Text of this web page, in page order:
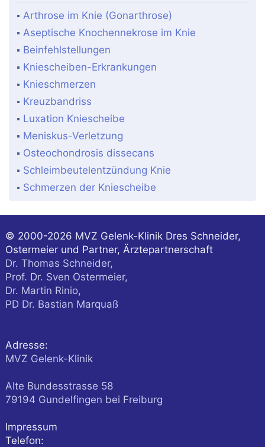
Arthrose im Knie (Gonarthrose)
Aseptische Knochennekrose im Knie
Beinfehlstellungen
Kniescheiben-Erkrankungen
Knieschmerzen
Kreuzbandriss
Luxation Kniescheibe
Meniskus-Verletzung
Osteochondrosis dissecans
Schleimbeutelentzündung Knie
Schmerzen der Kniescheibe
© 2000-2026 MVZ Gelenk-Klinik Dres Schneider,
Ostermeier und Partner, Ärztepartnerschaft
Dr. Thomas Schneider,
Prof. Dr. Sven Ostermeier,
Dr. Martin Rinio,
PD Dr. Bastian Marquaß
Adresse:
MVZ Gelenk-Klinik
Alte Bundesstrasse 58
79194 Gundelfingen bei Freiburg
Impressum
Telefon: